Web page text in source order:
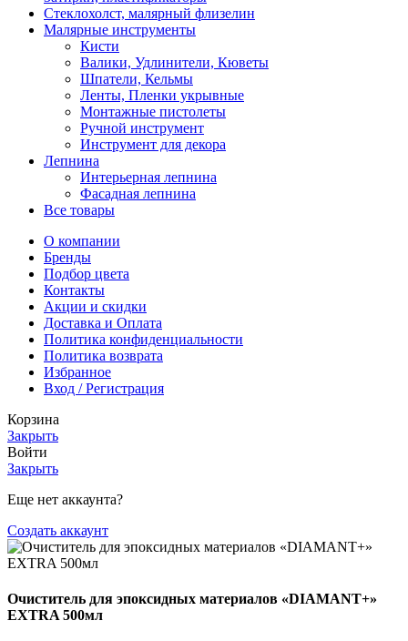
Стеклохолст, малярный флизелин
Малярные инструменты
Кисти
Валики, Удлинители, Кюветы
Шпатели, Кельмы
Ленты, Пленки укрывные
Монтажные пистолеты
Ручной инструмент
Инструмент для декора
Лепнина
Интерьерная лепнина
Фасадная лепнина
Все товары
О компании
Бренды
Подбор цвета
Контакты
Акции и скидки
Доставка и Оплата
Политика конфиденциальности
Политика возврата
Избранное
Вход / Регистрация
Корзина
Закрыть
Войти
Закрыть
Еще нет аккаунта?
Создать аккаунт
Очиститель для эпоксидных материалов «DIAMANT+»
EXTRA 500мл